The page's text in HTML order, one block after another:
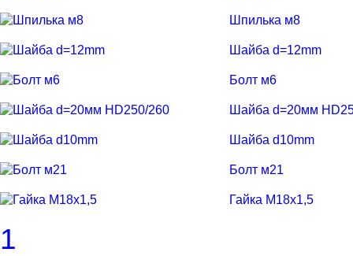
Шпилька м8
Шайба d=12mm
Болт м6
Шайба d=20мм
Шайба d10mm
Болт м21
Гайка М18x1,5
1